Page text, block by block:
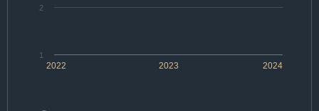
2022 2023 2024
1
2